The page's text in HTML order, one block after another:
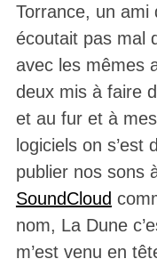
Torrance, un ami
écoutait pas mal
avec les mêmes
deux mis à faire
et au fur et à
logiciels on s’est
publier nos sons
SoundCloud
nom, La Dune
m’est venu en